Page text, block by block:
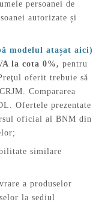
persoanei de
autorizate și
modelul atașat aici)
la cota 0%, pentru
oferit trebuie să
Compararea
Ofertele prezentate
oficial al BNM din
similare
a produselor
la sediul